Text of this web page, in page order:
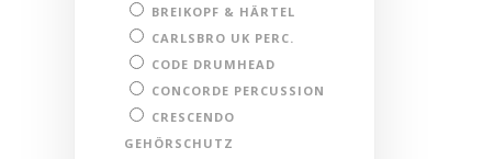
BREIKOPF & HÄRTEL
CARLSBRO UK PERC.
CODE DRUMHEAD
CONCORDE PERCUSSION
CRESCENDO
GEHÖRSCHUTZ